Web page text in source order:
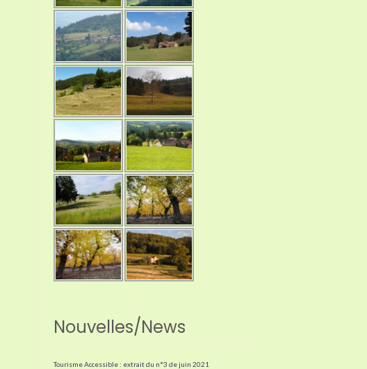
Nouvelles/News
Tourisme Accessible : extrait du n°3 de juin 2021